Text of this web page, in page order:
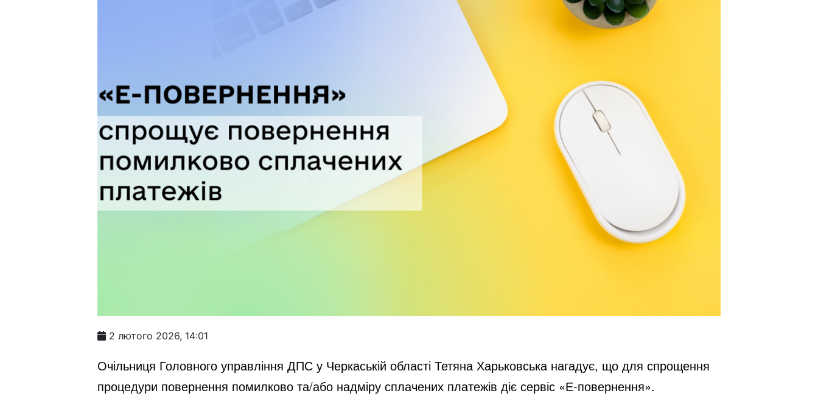
2 лютого 2026, 14:01
Очільниця Головного управління ДПС у Черкаській області Тетяна Харьковська нагадує, що для спрощення
процедури повернення помилково та/або надміру сплачених платежів діє сервіс «Е-повернення».